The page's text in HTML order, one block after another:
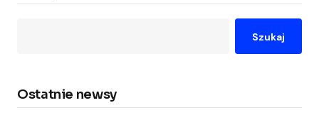
Szukaj
Ostatnie newsy